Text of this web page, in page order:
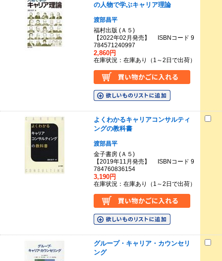
の人物で学ぶキャリア理論
渡部昌平
福村出版 (Ａ５)
【2022年02月発売】 ISBNコード 9
784571240997
2,860円
在庫状況：在庫あり（1～2日で出荷）
よくわかるキャリアコンサルティ
ングの教科書
渡部昌平
金子書房 (Ａ５)
【2019年11月発売】 ISBNコード 9
784760836154
3,190円
在庫状況：在庫あり（1～2日で出荷）
グループ・キャリア・カウンセリ
ング